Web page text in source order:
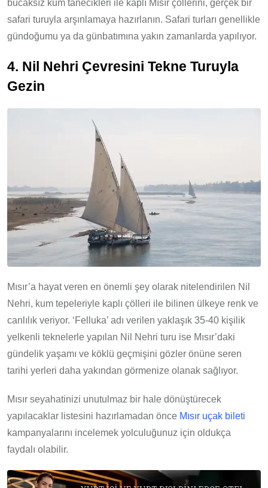
bucaksız kum tanecikleri ile kaplı Mısır çöllerini, gerçek bir
safari turuyla arşınlamaya hazırlanın. Safari turları genellikle
gündoğumu ya da günbatımına yakın zamanlarda yapılıyor.
4. Nil Nehri Çevresini Tekne Turuyla
Gezin
Mısır’a hayat veren en önemli şey olarak nitelendirilen Nil
Nehri, kum tepeleriyle kaplı çölleri ile bilinen ülkeye renk ve
canlılık veriyor. ‘Felluka’ adı verilen yaklaşık 35-40 kişilik
yelkenli teknelerle yapılan Nil Nehri turu ise Mısır’daki
gündelik yaşamı ve köklü geçmişini gözler önüne seren
tarihi yerleri daha yakından görmenize olanak sağlıyor.
Mısır seyahatinizi unutulmaz bir hale dönüştürecek
yapılacaklar listesini hazırlamadan önce Mısır uçak bileti
kampanyalarını incelemek yolculuğunuz için oldukça
faydalı olabilir.